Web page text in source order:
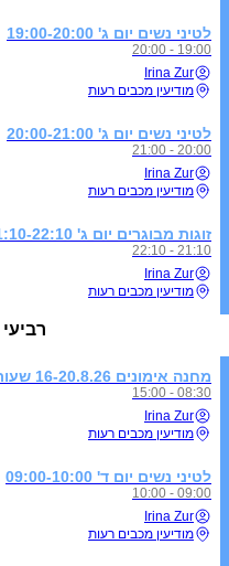
לטיני נשים יום ג' 19:00-20:00
19:00 - 20:00
Irina Zur
מודיעין מכבים רעות
לטיני נשים יום ג' 20:00-21:00
20:00 - 21:00
Irina Zur
מודיעין מכבים רעות
זוגות מבוגרים יום ג' 21:10-22:10
21:10 - 22:10
Irina Zur
מודיעין מכבים רעות
רביעי
מחנה אימונים 16-20.8.26 שעות 8:30-15:00
08:30 - 15:00
Irina Zur
מודיעין מכבים רעות
לטיני נשים יום ד' 09:00-10:00
09:00 - 10:00
Irina Zur
מודיעין מכבים רעות